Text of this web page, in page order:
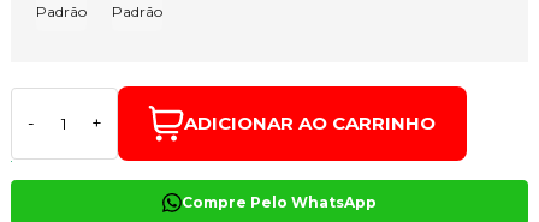
Padrão Padrão
- + ADICIONAR AO CARRINHO
Compre Pelo WhatsApp